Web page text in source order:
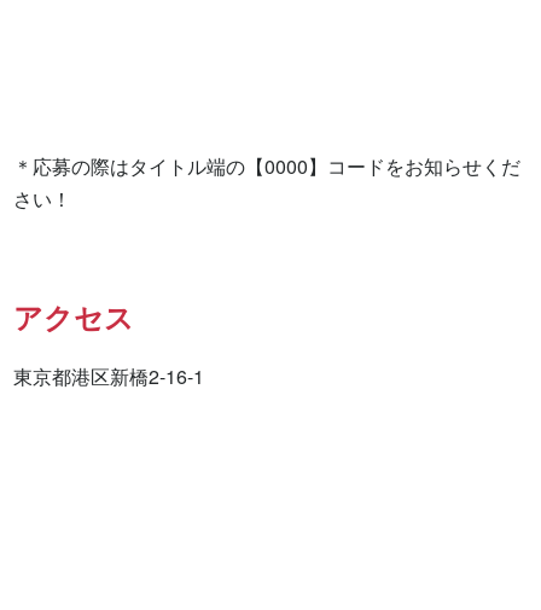
＊応募の際はタイトル端の【0000】コードをお知らせくだ
さい！
アクセス
東京都港区新橋2-16-1